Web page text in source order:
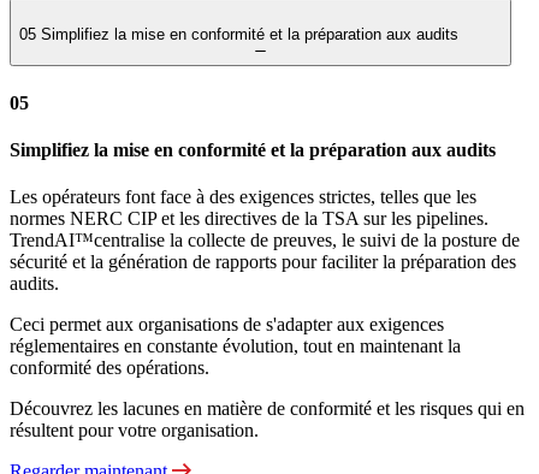
05 Simplifiez la mise en conformité et la préparation aux audits
05
Simplifiez la mise en conformité et la préparation aux audits
Les opérateurs font face à des exigences strictes, telles que les
normes NERC CIP et les directives de la TSA sur les pipelines.
TrendAI™centralise la collecte de preuves, le suivi de la posture de
sécurité et la génération de rapports pour faciliter la préparation des
audits.
Ceci permet aux organisations de s'adapter aux exigences
réglementaires en constante évolution, tout en maintenant la
conformité des opérations.
Découvrez les lacunes en matière de conformité et les risques qui en
résultent pour votre organisation.